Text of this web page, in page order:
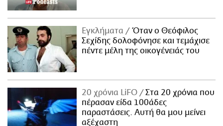
Εγκλήματα
Όταν ο Θεόφιλος
Σεχίδης δολοφόνησε και τεμάχισε
πέντε μέλη της οικογένειάς του
20 χρόνια LiFO
Στα 20 χρόνια που
πέρασαν είδα 100άδες
παραστάσεις. Αυτή θα μου μείνει
αξέχαστη